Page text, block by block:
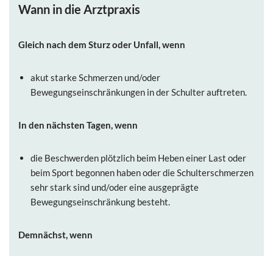
Wann in die Arztpraxis
Gleich nach dem Sturz oder Unfall, wenn
akut starke Schmerzen und/oder
Bewegungseinschränkungen in der Schulter auftreten.
In den nächsten Tagen, wenn
die Beschwerden plötzlich beim Heben einer Last oder
beim Sport begonnen haben oder die Schulterschmerzen
sehr stark sind und/oder eine ausgeprägte
Bewegungseinschränkung besteht.
Demnächst, wenn